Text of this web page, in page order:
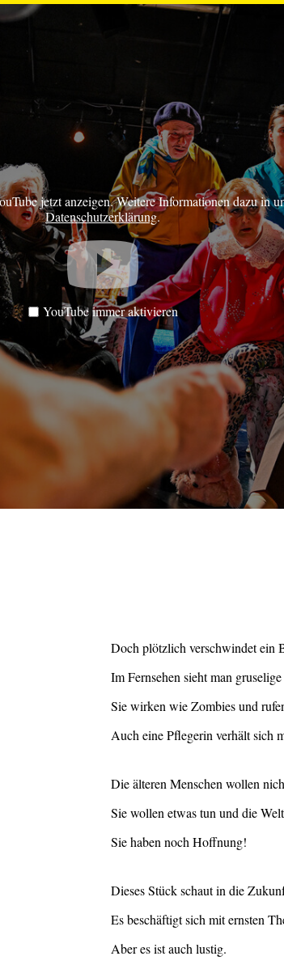
jetzt anzeigen. Weitere Informationen dazu in
Datenschutzerklärung.
YouTube immer aktivieren
Doch plötzlich verschwindet ein
Im Fernsehen sieht man
Sie wirken wie Zombies und
Auch eine Pflegerin verhält sich
Die älteren Menschen wollen
Sie wollen etwas tun und die
Sie haben noch Hoffnung!
Dieses Stück schaut in die
Es beschäftigt sich mit ernsten
Aber es ist auch lustig.